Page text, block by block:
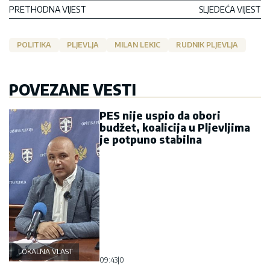
PRETHODNA VIJEST SLJEDEĆA VIJEST
POLITIKA PLJEVLJA MILAN LEKIC RUDNIK PLJEVLJA
POVEZANE VESTI
LOKALNA VLAST
PES nije uspio da obori
budžet, koalicija u Pljevljima
je potpuno stabilna
09:43 0